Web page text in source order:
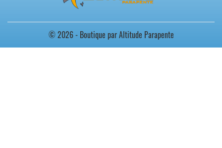
© 2026 - Boutique par Altitude Parapente